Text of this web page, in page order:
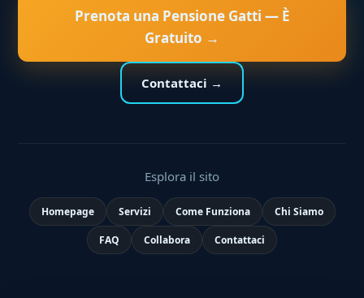
Prenota una Pensione Gatti — È
Gratuito →
Contattaci →
Esplora il sito
Homepage Servizi Come Funziona Chi Siamo
FAQ Collabora Contattaci